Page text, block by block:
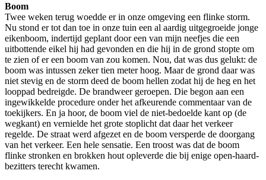
Boom
Twee weken terug woedde er in onze omgeving een flinke storm.
Nu stond er tot dan toe in onze tuin een al aardig uitgegroeide jonge
eikenboom, indertijd geplant door een van mijn neefjes die een
uitbottende eikel hij had gevonden en die hij in de grond stopte om
te zien of er een boom van zou komen. Nou, dat was dus gelukt: de
boom was intussen zeker tien meter hoog. Maar de grond daar was
niet stevig en de storm deed de boom hellen zodat hij de heg en het
looppad bedreigde. De brandweer geroepen. Die begon aan een
ingewikkelde procedure onder het afkeurende commentaar van de
toekijkers. En ja hoor, de boom viel de niet-bedoelde kant op (de
wegkant) en vernielde het grote stoplicht dat daar het verkeer
regelde. De straat werd afgezet en de boom versperde de doorgang
van het verkeer. Een hele sensatie. Een troost was dat de boom
flinke stronken en brokken hout opleverde die bij enige open-haard-
bezitters terecht kwamen.